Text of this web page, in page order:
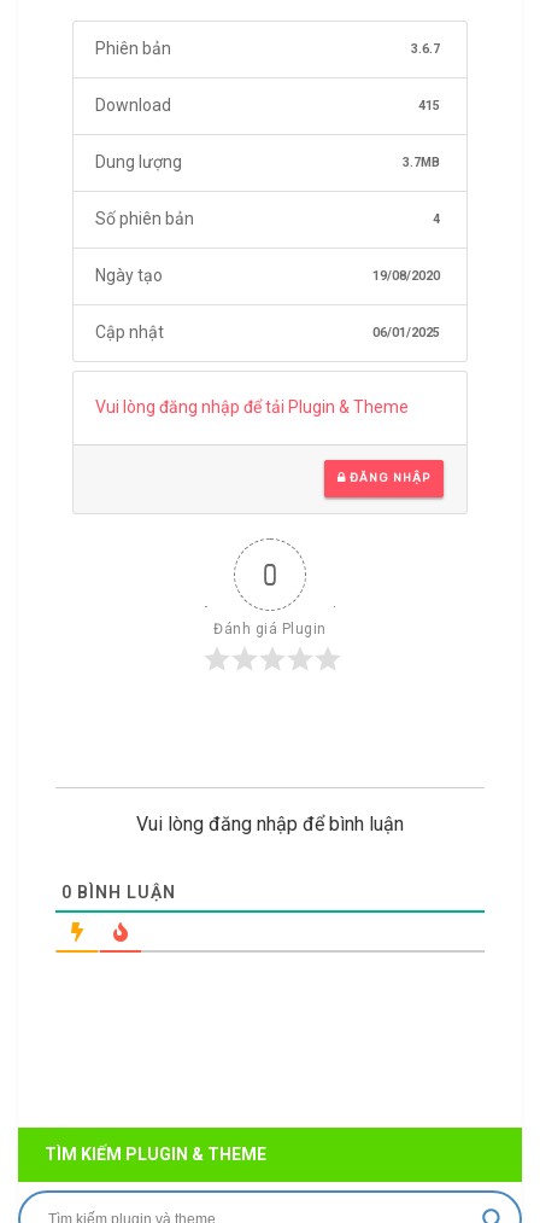
Phiên bản 3.6.7
Download 415
Dung lượng 3.7MB
Số phiên bản 4
Ngày tạo 19/08/2020
Cập nhật 06/01/2025
Vui lòng đăng nhập để tải Plugin & Theme
ĐĂNG NHẬP
0
Đánh giá Plugin
Vui lòng đăng nhập để bình luận
0 BÌNH LUẬN
TÌM KIẾM PLUGIN & THEME